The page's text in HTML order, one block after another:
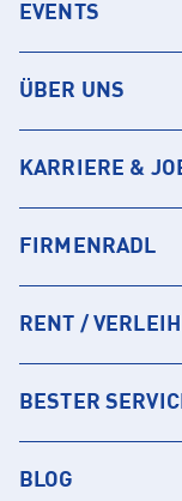
EVENTS
ÜBER UNS
KARRIERE &
FIRMENRADL
RENT / VERLEIH
BESTER
BLOG